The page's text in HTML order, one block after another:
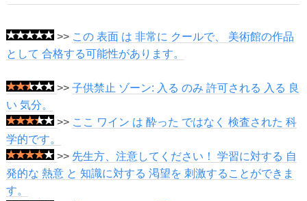
>> この 表面 は 非常に クールで、 美術館の作品
として 合格する可能性があります。
>> 子供禁止 ゾーン: 入る のみ 許可される 入る 良
い 気分。
>> ここ ワイン は 酔った ではなく 検査された 科
学的です。
>> 先生方、注意してください！ 学習に対する 自
発的な 熱意 と 知識に対する 渇望を 刺激することができま
す。